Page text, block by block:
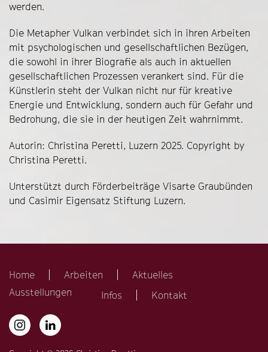
werden.
Die Metapher Vulkan verbindet sich in ihren Arbeiten
mit psychologischen und gesellschaftlichen Bezügen,
die sowohl in ihrer Biografie als auch in aktuellen
gesellschaftlichen Prozessen verankert sind. Für die
Künstlerin steht der Vulkan nicht nur für kreative
Energie und Entwicklung, sondern auch für Gefahr und
Bedrohung, die sie in der heutigen Zeit wahrnimmt.
Autorin: Christina Peretti, Luzern 2025. Copyright by
Christina Peretti.
Unterstützt durch Förderbeiträge Visarte Graubünden
und Casimir Eigensatz Stiftung Luzern.
Home Arbeiten
Aktuelles
Ausstellungen
Infos Kontakt